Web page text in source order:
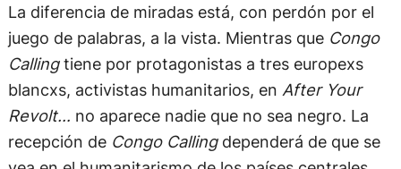
La diferencia de miradas está, con perdón por el
juego de palabras, a la vista. Mientras que Congo
Callingtiene por protagonistas a tres europexs
blancxs, activistas humanitarios, en After Your
Revolt… no aparece nadie que no sea negro. La
recepción de Congo Callingdependerá de que se